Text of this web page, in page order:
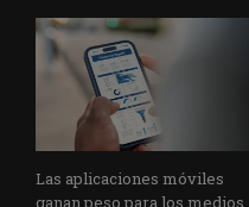
Las aplicaciones móviles
ganan peso para los medios